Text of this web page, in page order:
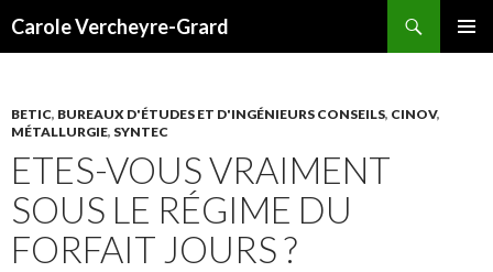
Carole Vercheyre-Grard
BETIC, BUREAUX D'ÉTUDES ET D'INGÉNIEURS CONSEILS, CINOV,
MÉTALLURGIE, SYNTEC
ETES-VOUS VRAIMENT
SOUS LE RÉGIME DU
FORFAIT JOURS ?